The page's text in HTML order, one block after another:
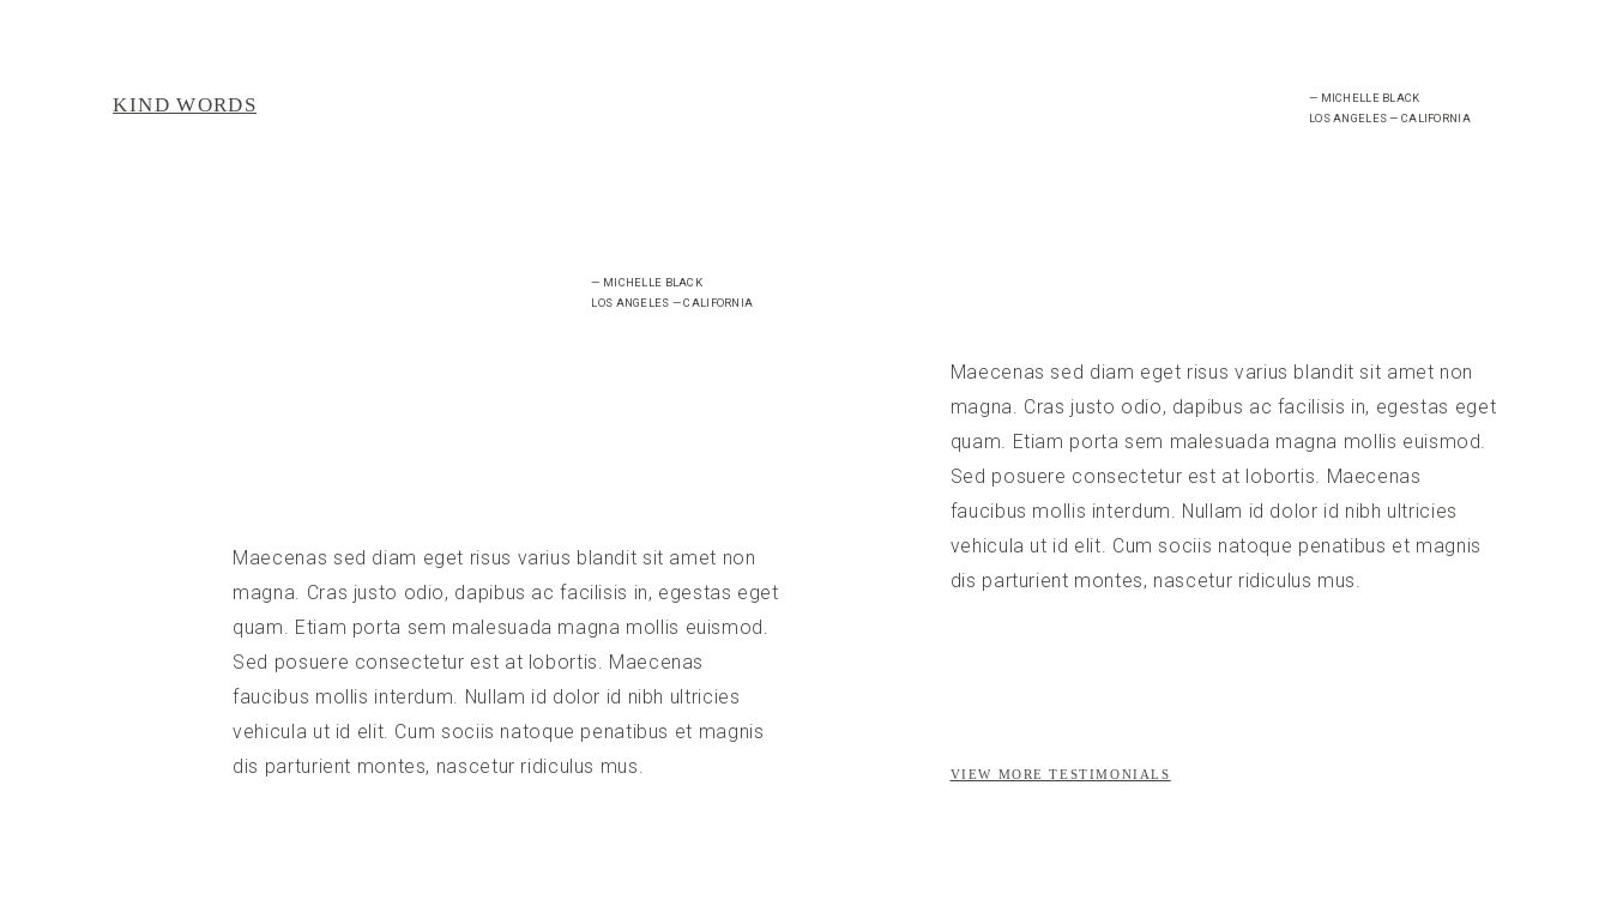
— MICHELLE BLACK
KIND WORDS
LOS ANGELES — CALIFORNIA
— MICHELLE BLACK
LOS ANGELES — CALIFORNIA
Maecenas sed diam eget risus varius blandit sit amet non
magna. Cras justo odio, dapibus ac facilisis in, egestas eget
quam. Etiam porta sem malesuada magna mollis euismod.
Sed posuere consectetur est at lobortis. Maecenas
faucibus mollis interdum. Nullam id dolor id nibh ultricies
vehicula ut id elit. Cum sociis natoque penatibus et magnis
dis parturient montes, nascetur ridiculus mus.
Maecenas sed diam eget risus varius blandit sit amet non
magna. Cras justo odio, dapibus ac facilisis in, egestas eget
quam. Etiam porta sem malesuada magna mollis euismod.
Sed posuere consectetur est at lobortis. Maecenas
faucibus mollis interdum. Nullam id dolor id nibh ultricies
vehicula ut id elit. Cum sociis natoque penatibus et magnis
dis parturient montes, nascetur ridiculus mus.
VIEW MORE TESTIMONIALS